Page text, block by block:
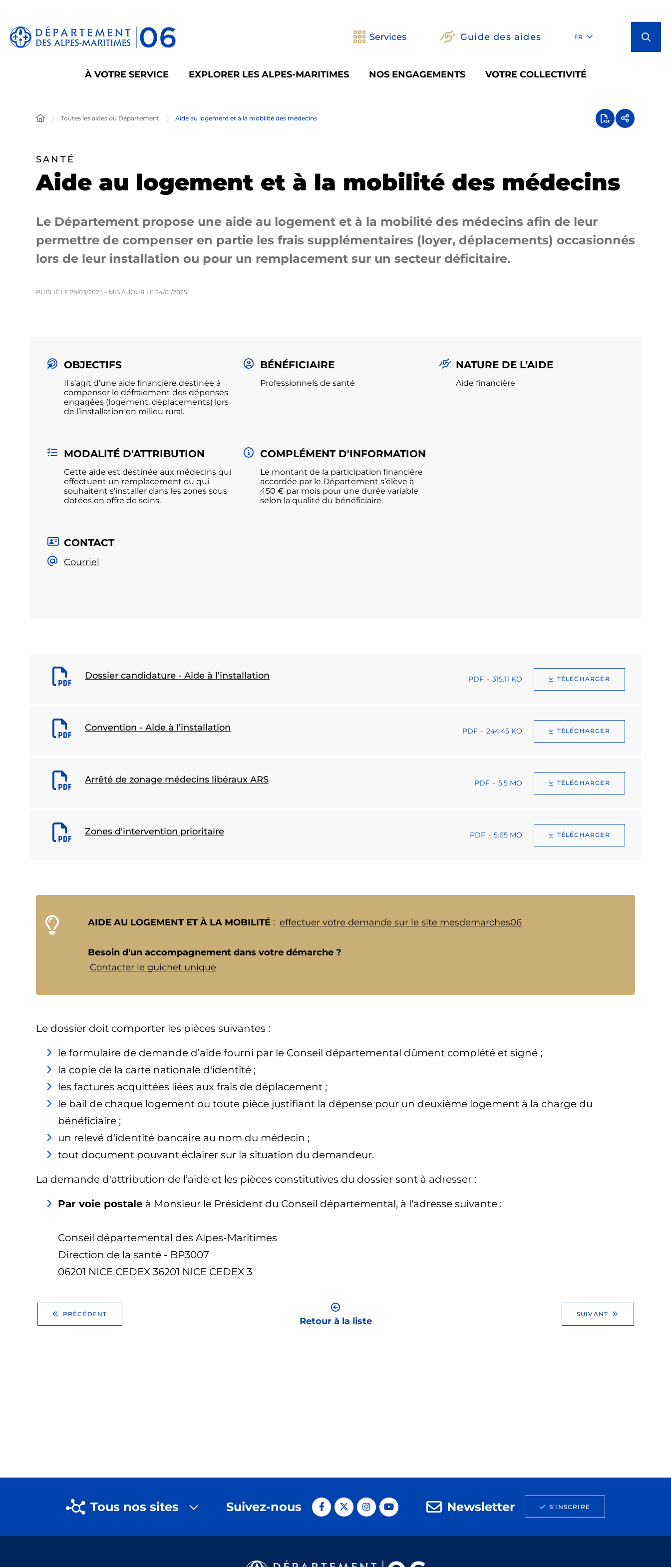
Services Guide des aides FR
À VOTRE SERVICE EXPLORER LES ALPES-MARITIMES NOS ENGAGEMENTS VOTRE COLLECTIVITÉ
Toutes les aides du Département Aide au logement et à la mobilité des médecins
SANTÉ
Aide au logement et à la mobilité des médecins
Le Département propose une aide au logement et à la mobilité des médecins afin de leur
permettre de compenser en partie les frais supplémentaires (loyer, déplacements) occasionnés
lors de leur installation ou pour un remplacement sur un secteur déficitaire.
PUBLIÉ LE 29/03/2024 - MIS À JOUR LE 24/01/2025
OBJECTIFS
Il s’agit d’une aide financière destinée à
compenser le défraiement des dépenses
engagées (logement, déplacements) lors
de l’installation en milieu rural.
BÉNÉFICIAIRE
Professionnels de santé
NATURE DE L’AIDE
Aide financière
MODALITÉ D'ATTRIBUTION
Cette aide est destinée aux médecins qui
effectuent un remplacement ou qui
souhaitent s’installer dans les zones sous
dotées en offre de soins.
COMPLÉMENT D'INFORMATION
Le montant de la participation financière
accordée par le Département s’élève à
450 € par mois pour une durée variable
selon la qualité du bénéficiaire.
CONTACT
Courriel
Dossier candidature - Aide à l’installation PDF 315.11 KO TÉLÉCHARGER
Convention - Aide à l’installation PDF 244.45 KO TÉLÉCHARGER
Arrêté de zonage médecins libéraux ARS PDF 5.5 MO TÉLÉCHARGER
Zones d'intervention prioritaire PDF 5.65 MO TÉLÉCHARGER
AIDE AU LOGEMENT ET À LA MOBILITÉ : effectuer votre demande sur le site mesdemarches06
Besoin d'un accompagnement dans votre démarche ?
Contacter le guichet unique
Le dossier doit comporter les pièces suivantes :
le formulaire de demande d’aide fourni par le Conseil départemental dûment complété et signé ;
la copie de la carte nationale d'identité ;
les factures acquittées liées aux frais de déplacement ;
le bail de chaque logement ou toute pièce justifiant la dépense pour un deuxième logement à la charge du
bénéficiaire ;
un relevé d'identité bancaire au nom du médecin ;
tout document pouvant éclairer sur la situation du demandeur.
La demande d'attribution de l’aide et les pièces constitutives du dossier sont à adresser :
Par voie postale à Monsieur le Président du Conseil départemental, à l'adresse suivante :
Conseil départemental des Alpes-Maritimes
Direction de la santé - BP3007
06201 NICE CEDEX 36201 NICE CEDEX 3
PRÉCÉDENT
Retour à la liste
SUIVANT
Tous nos sites Suivez-nous Newsletter S'INSCRIRE